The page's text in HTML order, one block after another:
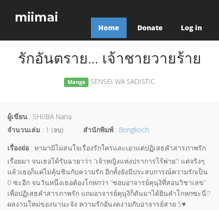
miimai
Home Donate Log in
รักอันตราย... เจ้าชายวายร้าย
Manga SENSEI WA SADISTIC
ผู้เขียน : SHIIBA Nana
จำนวนเล่ม : 1 (จบ) สำนักพิมพ์ : Bongkoch
เรื่องย่อ : ทามามิไม่สนใจเรื่องรักใคร่และเอาแต่ปฏิเสธคำสารภาพรัก
เรื่อยมา จนเธอได้รับฉายาว่า “เจ้าหญิงแห่งปราการไร้พ่าย”! แต่จริงๆ
แล้วเธอก็แค่ไม่คุ้นชินกับความรัก อีกทั้งยังมีประสบการณ์ความรักเป็น
0 ซะอีก จนวันหนึ่งเธอต้องโกหกว่า “ชอบอาจารย์คุนุงิที่สอนวิชาเลข”
เพื่อปฏิเสธคำสารภาพรัก แถมอาจารย์คุนุงิก็ดันมาได้ยินคำโกหกซะนี่!?
ผลงานใหม่ของนานะจัง ความรักอันงดงามกับอาจารย์สาย S♥